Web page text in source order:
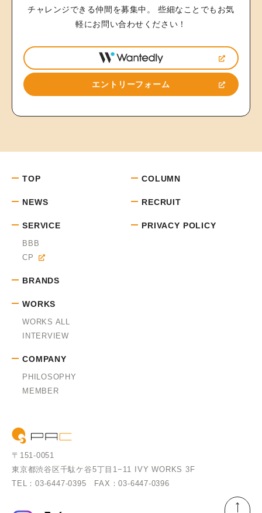
チャレンジできる仲間を募集中。
些細なことでもお気
軽にお問い合わせください！
エントリーフォーム
TOP
NEWS
SERVICE
BBB
CP
BRANDS
WORKS
WORKS ALL
INTERVIEW
COMPANY
PHILOSOPHY
MEMBER
COLUMN
RECRUIT
PRIVACY POLICY
〒151-0051
東京都渋谷区千駄ケ谷5丁目1−11
IVY WORKS 3F
TEL：03-6447-0395
FAX：03-6447-0396